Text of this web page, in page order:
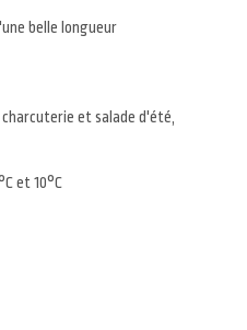
belle longueur
et salade d'été,
et 10°C